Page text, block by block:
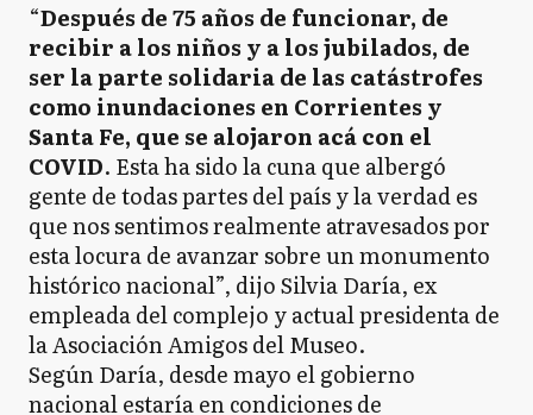
“Después de 75 años de funcionar, de
recibir a los niños y a los jubilados, de
ser la parte solidaria de las catástrofes
como inundaciones en Corrientes y
Santa Fe, que se alojaron acá con el
COVID. Esta ha sido la cuna que albergó
gente de todas partes del país y la verdad es
que nos sentimos realmente atravesados por
esta locura de avanzar sobre un monumento
histórico nacional”, dijo Silvia Daría, ex
empleada del complejo y actual presidenta de
la Asociación Amigos del Museo.
Según Daría, desde mayo el gobierno
nacional estaría en condiciones de